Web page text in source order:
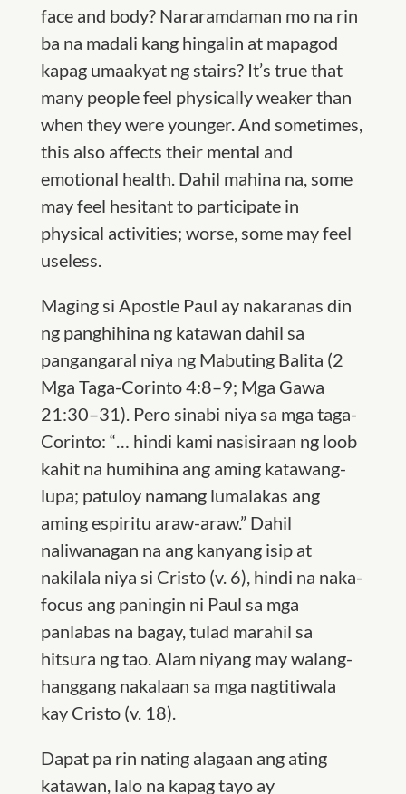
face and body? Nararamdaman mo na rin
ba na madali kang hingalin at mapagod
kapag umaakyat ng stairs? It’s true that
many people feel physically weaker than
when they were younger. And sometimes,
this also affects their mental and
emotional health. Dahil mahina na, some
may feel hesitant to participate in
physical activities; worse, some may feel
useless.
Maging si Apostle Paul ay nakaranas din
ng panghihina ng katawan dahil sa
pangangaral niya ng Mabuting Balita (2
Mga Taga-Corinto 4:8–9; Mga Gawa
21:30–31). Pero sinabi niya sa mga taga-
Corinto: “… hindi kami nasisiraan ng loob
kahit na humihina ang aming katawang-
lupa; patuloy namang lumalakas ang
aming espiritu araw-araw.” Dahil
naliwanagan na ang kanyang isip at
nakilala niya si Cristo (v. 6), hindi na naka-
focus ang paningin ni Paul sa mga
panlabas na bagay, tulad marahil sa
hitsura ng tao. Alam niyang may walang-
hanggang nakalaan sa mga nagtitiwala
kay Cristo (v. 18).
Dapat pa rin nating alagaan ang ating
katawan, lalo na kapag tayo ay